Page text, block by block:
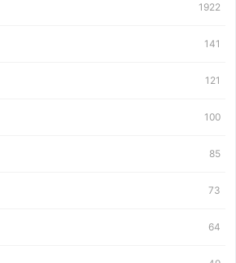
1922
141
121
100
85
73
64